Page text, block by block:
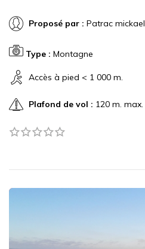
Proposé par : Patrac mickael
Type : Montagne
Accès à pied < 1 000 m.
Plafond de vol : 120 m. max.